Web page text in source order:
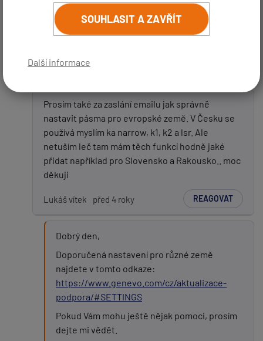
SOUHLASIT A ZAVŘÍT
Další informace
email bude skrytý - slouží pro notifikace při odpovědi)
Předmět:
PŘIDAT PŘÍSPĚVEK
Dobrý den,
odpověď jsem Vám zaslal na mail.
Kamil Škamrala -
před 4 roky
Prosím také za zaslání emailu jak správně
nastavit pásma pro evropské země. V Česku se
používá myslím ka narrow, k1, k2 a lsr. Ale
netuším leč tam mám těch funkcí hodně jaké
přidat například pro Slovensko a Rakousko.. moc
děkuji
Lukáš vítek před 4 roky REAGOVAT
Dobrý den,
Doporučená nastavení pro různé země
najdete v tomto odkaze:
https://www.genevo.com/cz/aktualizace-
podpora/#SETTINGS
Pokud Vám mohu ještě nějak pomoci, prosím
dejte mi vědět.